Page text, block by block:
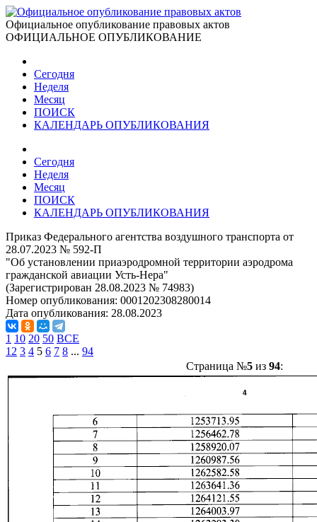
Официальное опубликование правовых актов
ОФИЦИАЛЬНОЕ ОПУБЛИКОВАНИЕ
Сегодня
Неделя
Месяц
ПОИСК
КАЛЕНДАРЬ ОПУБЛИКОВАНИЯ
Сегодня
Неделя
Месяц
ПОИСК
КАЛЕНДАРЬ ОПУБЛИКОВАНИЯ
Приказ Федерального агентства воздушного транспорта от
28.07.2023 № 592-П
"Об установлении приаэродромной территории аэродрома
гражданской авиации Усть-Нера"
(Зарегистрирован 28.08.2023 № 74983)
Номер опубликования: 0001202308280014
Дата опубликования: 28.08.2023
1 10 20 50 ВСЕ
1 2 3 4 5 6 7 8 ... 94
Страница №5из 94: